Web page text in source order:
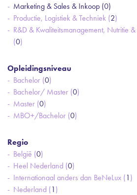
Marketing & Sales & Inkoop (0)
Productie, Logistiek & Techniek (2)
R&D & Kwaliteitsmanagement, Nutritie
(0)
Opleidingsniveau
Bachelor (0)
Bachelor/ Master (0)
Master (0)
MBO+/Bachelor (0)
Regio
België (0)
Heel Nederland (0)
Internationaal anders dan BeNeLux (1)
Nederland (1)